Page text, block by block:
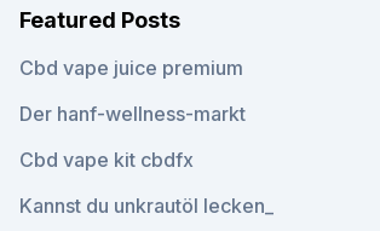
Featured Posts
Cbd vape juice premium
Der hanf-wellness-markt
Cbd vape kit cbdfx
Kannst du unkrautöl lecken_